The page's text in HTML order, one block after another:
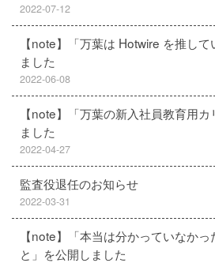
2022-07-12
【note】「万葉は Hotwire を推し
ました
2022-06-08
【note】「万葉の新入社員教育用
ました
2022-04-27
監査役退任のお知らせ
2022-03-31
【note】「本当は分かっていなか
と」を公開しました